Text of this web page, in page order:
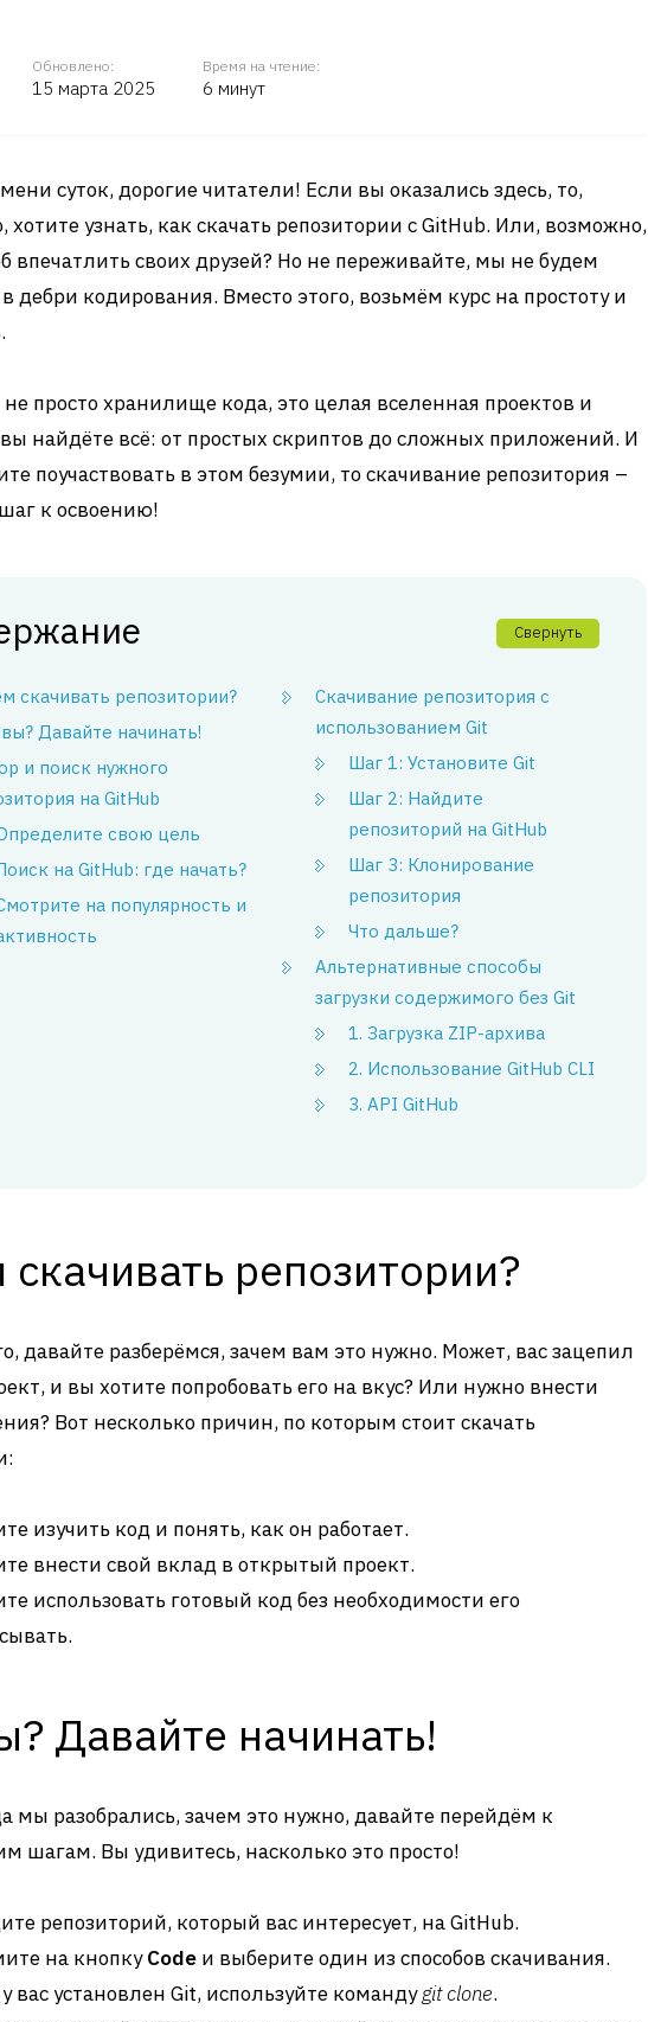
Обновлено:
15 марта 2025
Время на чтение:
6 минут
суток, дорогие читатели! Если вы оказались здесь, то,
хотите узнать, как скачать репозитории с GitHub. Или, возможно,
впечатлить своих друзей? Но не переживайте, мы не будем
в дебри кодирования. Вместо этого, возьмём курс на простоту и
не просто хранилище кода, это целая вселенная проектов и
найдёте всё: от простых скриптов до сложных приложений. И
поучаствовать в этом безумии, то скачивание репозитория –
к освоению!
Свернуть
скачивать репозитории?
Давайте начинать!
и поиск нужного
на GitHub
свою цель
на GitHub: где начать?
на популярность и
Скачивание репозитория с
использованием Git
Шаг 1: Установите Git
Шаг 2: Найдите
репозиторий на GitHub
Шаг 3: Клонирование
репозитория
Что дальше?
Альтернативные способы
загрузки содержимого без Git
1. Загрузка ZIP-архива
2. Использование GitHub CLI
3. API GitHub
репозитории?
давайте разберёмся, зачем вам это нужно. Может, вас зацепил
и вы хотите попробовать его на вкус? Или нужно внести
Вот несколько причин, по которым стоит скачать
изучить код и понять, как он работает.
внести свой вклад в открытый проект.
использовать готовый код без необходимости его
Давайте начинать!
мы разобрались, зачем это нужно, давайте перейдём к
шагам. Вы удивитесь, насколько это просто!
репозиторий, который вас интересует, на GitHub.
на кнопкуCode и выберите один из способов скачивания.
вас установлен Git, используйте командуgit clone.